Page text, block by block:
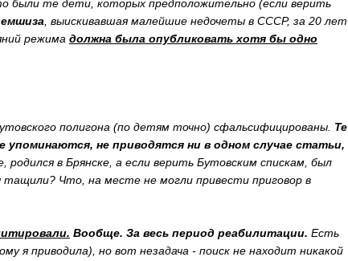
были те дети, которых предположительно (если верить
, выискивавшая малейшие недочеты в СССР, за 20 лет
режима должна была опубликовать хотя бы одно
полигона (по детям точно) сфальсифицированы. Те
упоминаются, не приводятся ни в одном случае статьи,
родился в Брянске, а если верить Бутовским спискам, был
Что, на месте не могли привести приговор в
Вообще. За весь период реабилитации. Есть
я приводила), но вот незадача - поиск не находит никакой